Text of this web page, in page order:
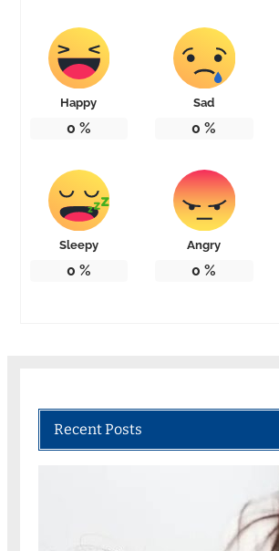
Happy
0 %
Sad
0 %
Sleepy
0 %
Angry
0 %
Recent Posts